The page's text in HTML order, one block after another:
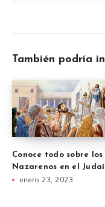
También podría
Conoce todo sobre los
Nazarenos en el
enero 23, 2023